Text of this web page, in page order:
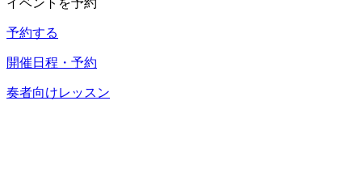
イベントを予約
予約する
開催日程・予約
奏者向けレッスン